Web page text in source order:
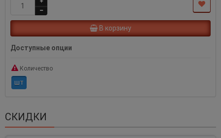
В корзину
Доступные опции
Количество
шт
СКИДКИ